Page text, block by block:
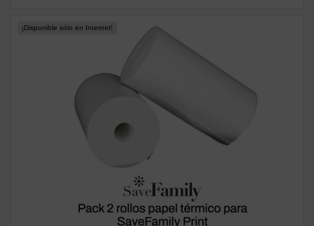
¡Disponible sólo en Internet!